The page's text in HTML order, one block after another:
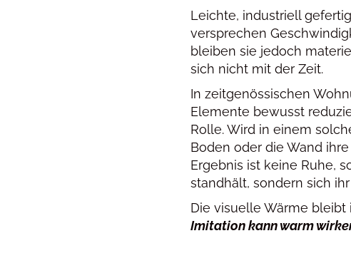
Leichte, industriell
versprechen
bleiben sie jedoch
sich nicht mit der Zeit.
In zeitgenössischen
Elemente bewusst
Rolle. Wird in einem
Boden oder die Wand
Ergebnis ist keine Ruhe,
standhält, sondern sich
Die visuelle Wärme bleibt
Imitation kann warm